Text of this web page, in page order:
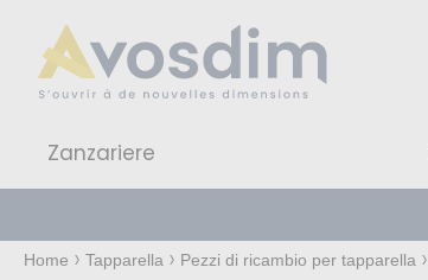
Zanzariere
Home Tapparella Pezzi di ricambio per tapparella